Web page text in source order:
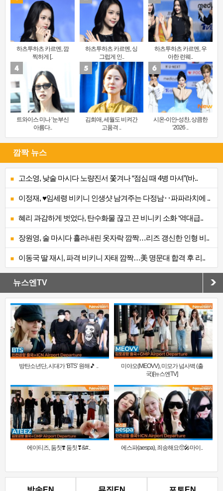
하츠투하츠 카르멘, 깜
찍하게 [..
하츠투하츠 카르멘, 싱
그럽게 인..
하츠투하츠 카르멘, 우
아한 런웨..
트와이스 미나 ‘눈부신
아름다..
김희애, 세월도 비켜간
고품격 ..
시온-이안-성찬, 상큼한
‘2026 ..
깜짝 뉴스
고소영, 낮술 마시다 노량진서 쫓겨나 “점심 때 4병 마셔”(바..
이정재, ♥임세령 비키니 인생샷 남겨주는 다정남‥파파라치에 ..
혜리 과감하게 벗었다, 탄수화물 끊고 끈 비니키 소화 ‘역대급..
장원영, 술 마시다 흘러내린 옷자락 깜짝…리즈 갱신한 인형 비..
이동국 딸 재시, 파격 비키니 자태 깜짝…美 명문대 합격 후 리..
뉴스엔TV
방탄소년단, 시대가 ‘BTS’ 원해🎵 ..
미야오(MEOVV), 미모가 넘사벽 (출
국)[뉴스엔TV]
에이티즈, 둠칫❣️ 둠칫❣&#.. 에스파(aespa), 죄송해요🥺🎤마이..